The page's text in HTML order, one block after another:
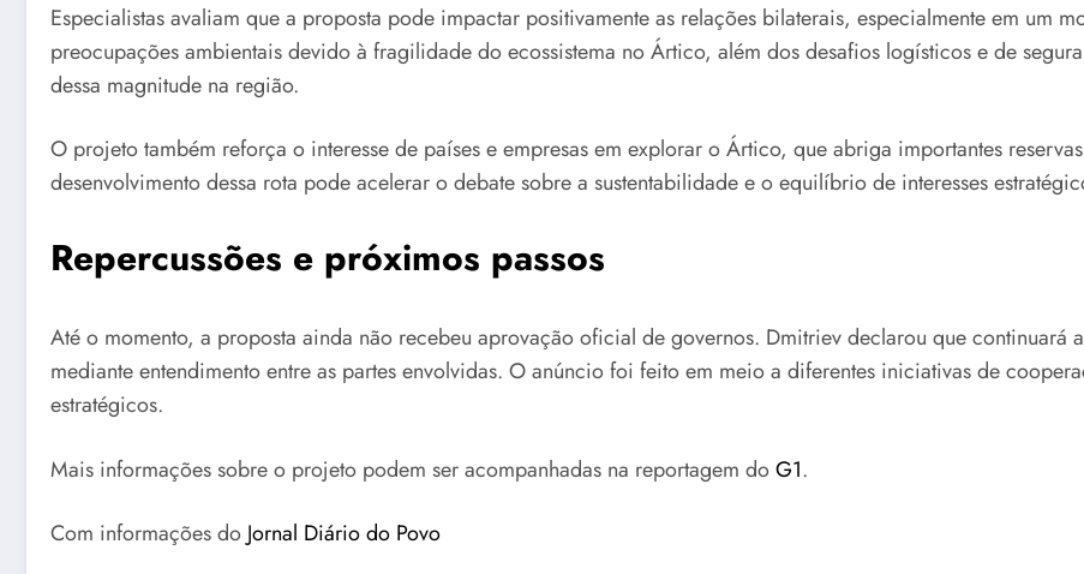
Especialistas avaliam que a proposta pode impactar positivamente as relações bilaterais, especialmente em um
preocupações ambientais devido à fragilidade do ecossistema no Ártico, além dos desafios logísticos e de
dessa magnitude na região.
O projeto também reforça o interesse de países e empresas em explorar o Ártico, que abriga importantes
desenvolvimento dessa rota pode acelerar o debate sobre a sustentabilidade e o equilíbrio de interesses
Repercussões e próximos passos
Até o momento, a proposta ainda não recebeu aprovação oficial de governos. Dmitriev declarou que continuará
mediante entendimento entre as partes envolvidas. O anúncio foi feito em meio a diferentes iniciativas de
estratégicos.
Mais informações sobre o projeto podem ser acompanhadas na reportagem doG1.
Com informações do Jornal Diário do Povo